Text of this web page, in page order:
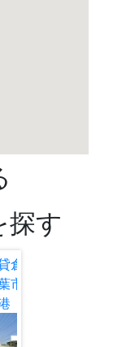
探す
倉庫 千葉県千
市中央区中央
約64.74坪